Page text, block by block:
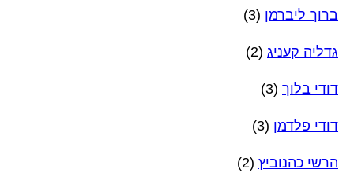
ברוך ליברמן (3)
גדליה קעניג (2)
דודי בלוך (3)
דודי פלדמן (3)
הרשי כהנוביץ (2)